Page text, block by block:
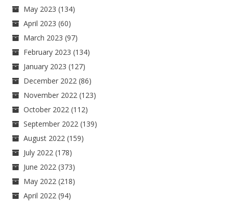
May 2023 (134)
April 2023 (60)
March 2023 (97)
February 2023 (134)
January 2023 (127)
December 2022 (86)
November 2022 (123)
October 2022 (112)
September 2022 (139)
August 2022 (159)
July 2022 (178)
June 2022 (373)
May 2022 (218)
April 2022 (94)